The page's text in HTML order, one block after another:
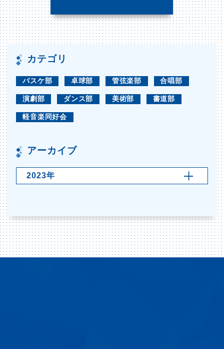
カテゴリ
バスケ部 卓球部 管弦楽部 合唱部
演劇部 ダンス部 美術部 書道部
軽音楽同好会
アーカイブ
2023年